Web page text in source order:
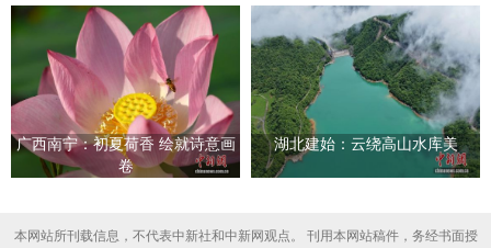
广西南宁：初夏荷香 绘就诗意画
卷
湖北建始：云绕高山水库美
本网站所刊载信息，不代表中新社和中新网观点。 刊用本网站稿件，务经书面授